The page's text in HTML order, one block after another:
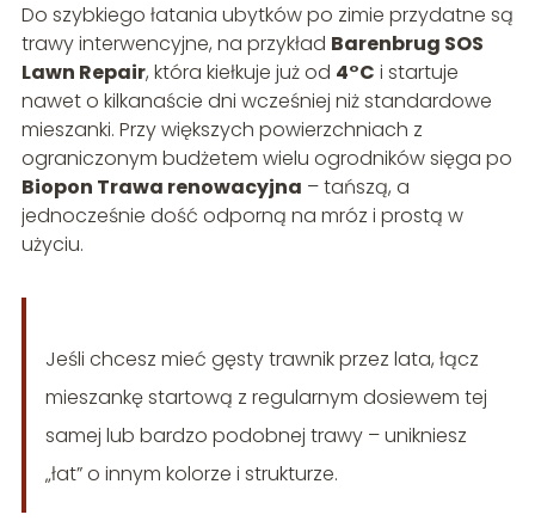
Do szybkiego łatania ubytków po zimie przydatne są
trawy interwencyjne, na przykład Barenbrug SOS
Lawn Repair, która kiełkuje już od 4°C i startuje
nawet o kilkanaście dni wcześniej niż standardowe
mieszanki. Przy większych powierzchniach z
ograniczonym budżetem wielu ogrodników sięga po
Biopon Trawa renowacyjna – tańszą, a
jednocześnie dość odporną na mróz i prostą w
użyciu.
Jeśli chcesz mieć gęsty trawnik przez lata, łącz
mieszankę startową z regularnym dosiewem tej
samej lub bardzo podobnej trawy – unikniesz
„łat” o innym kolorze i strukturze.